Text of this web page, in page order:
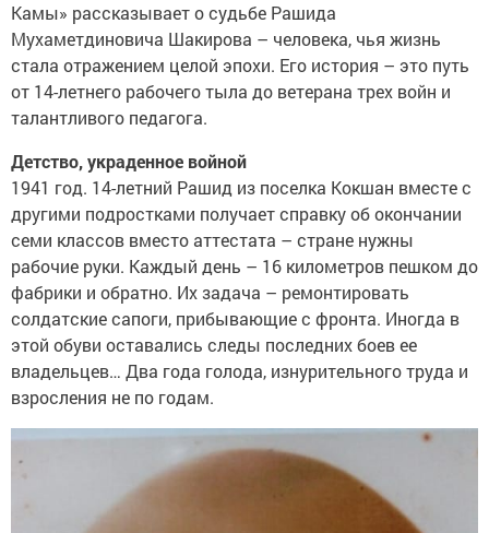
Камы» рассказывает о судьбе Рашида
Мухаметдиновича Шакирова – человека, чья жизнь
стала отражением целой эпохи. Его история – это путь
от 14-летнего рабочего тыла до ветерана трех войн и
талантливого педагога.
Детство, украденное войной
1941 год. 14-летний Рашид из поселка Кокшан вместе с
другими подростками получает справку об окончании
семи классов вместо аттестата – стране нужны
рабочие руки. Каждый день – 16 километров пешком до
фабрики и обратно. Их задача – ремонтировать
солдатские сапоги, прибывающие с фронта. Иногда в
этой обуви оставались следы последних боев ее
владельцев… Два года голода, изнурительного труда и
взросления не по годам.